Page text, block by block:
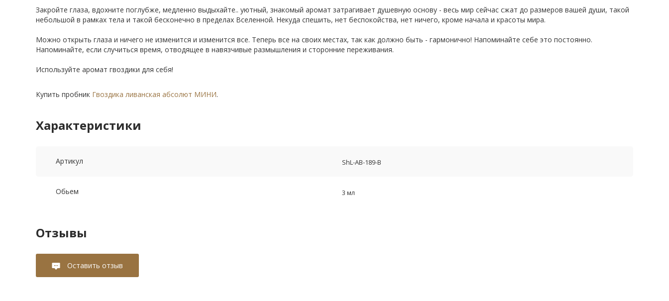
Закройте глаза, вдохните поглубже, медленно выдыхайте.. уютный, знакомый аромат затрагивает душевную основу - весь мир сейчас сжат до размеров вашей души, такой
небольшой в рамках тела и такой бесконечно в пределах Вселенной. Некуда спешить, нет беспокойства, нет ничего, кроме начала и красоты мира.
Можно открыть глаза и ничего не изменится и изменится все. Теперь все на своих местах, так как должно быть - гармонично! Напоминайте себе это постоянно.
Напоминайте, если случиться время, отводящее в навязчивые размышления и сторонние переживания.
Используйте аромат гвоздики для себя!
Купить пробник Гвоздика ливанская абсолют МИНИ.
Характеристики
Артикул ShL-AB-189-B
Обьем 3 мл
Отзывы
Оставить отзыв